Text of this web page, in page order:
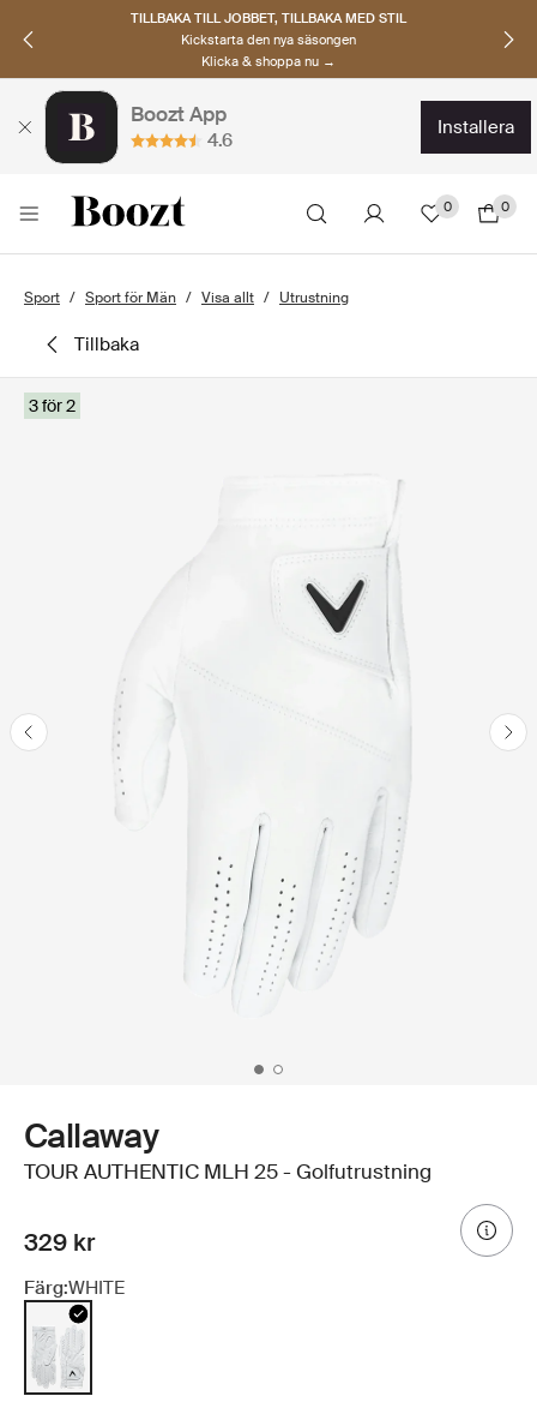
TILLBAKA TILL JOBBET, TILLBAKA MED STIL
Kickstarta den nya säsongen
Klicka & shoppa nu →
Boozt App
4.6
installera
0 0
Sport Sport för Män Visa allt Utrustning
tillbaka
3 för 2
Callaway
TOUR AUTHENTIC MLH 25 - Golfutrustning
329 kr
Färg:WHITE